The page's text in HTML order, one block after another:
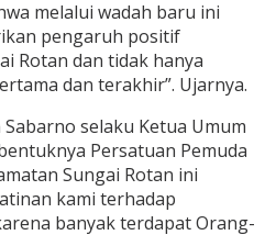
melalui wadah baru ini
pengaruh positif
Rotan dan tidak hanya
dan terakhir”. Ujarnya.
selaku Ketua Umum
Persatuan Pemuda
Sungai Rotan ini
kami terhadap
banyak terdapat Orang-